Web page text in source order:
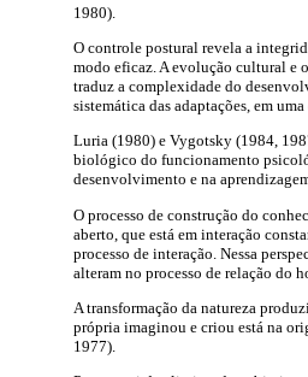
1980).
O controle postural revela a
modo eficaz. A evolução cultural e
traduz a complexidade do
sistemática das adaptações, em
Luria (1980) e Vygotsky (1984,
biológico do funcionamento
desenvolvimento e na
O processo de construção do
aberto, que está em interação
processo de interação. Nessa
alteram no processo de relação do
A transformação da natureza
própria imaginou e criou está na
1977).